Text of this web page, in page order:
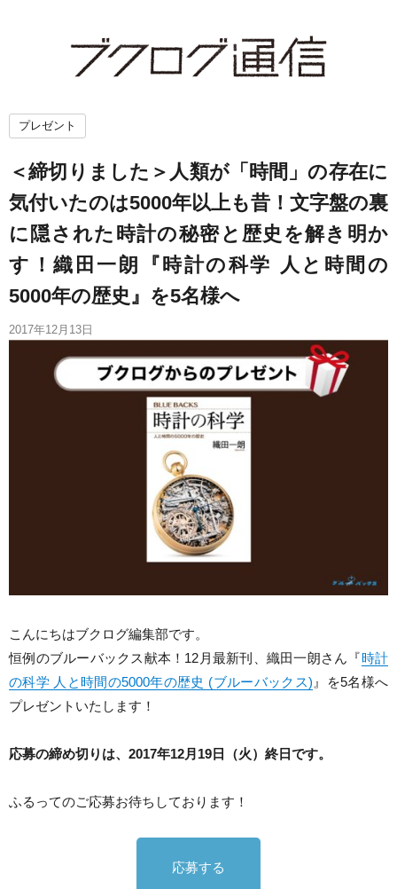
プレゼント
＜締切りました＞人類が「時間」の存在に
気付いたのは5000年以上も昔！文字盤の裏
に隠された時計の秘密と歴史を解き明か
す！織田一朗『時計の科学 人と時間の
5000年の歴史』を5名様へ
2017年12月13日
こんにちはブクログ編集部です。
恒例のブルーバックス献本！12月最新刊、織田一朗さん『時計
の科学 人と時間の5000年の歴史 (ブルーバックス) 』を5名様へ
プレゼントいたします！
応募の締め切りは、2017年12月19日（火）終日です。
ふるってのご応募お待ちしております！
応募する